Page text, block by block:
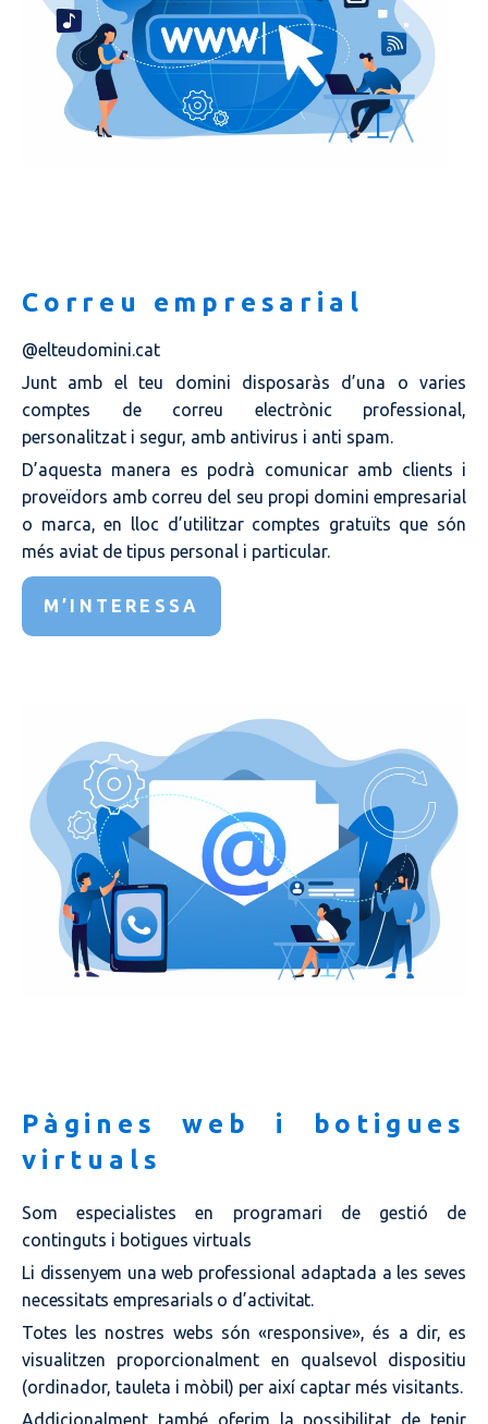
Correu empresarial
@elteudomini.cat
Junt amb el teu domini disposaràs d’una o varies
comptes de correu electrònic professional,
personalitzat i segur, amb antivirus i anti spam.
D’aquesta manera es podrà comunicar amb clients i
proveïdors amb correu del seu propi domini empresarial
o marca, en lloc d’utilitzar comptes gratuïts que són
més aviat de tipus personal i particular.
M’INTERESSA
Pàgines web i botigues
virtuals
Som especialistes en programari de gestió de
continguts i botigues virtuals
Li dissenyem una web professional adaptada a les seves
necessitats empresarials o d’activitat.
Totes les nostres webs són «responsive», és a dir, es
visualitzen proporcionalment en qualsevol dispositiu
(ordinador, tauleta i mòbil) per així captar més visitants.